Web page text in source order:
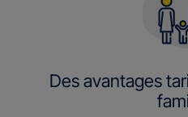
Des avantages